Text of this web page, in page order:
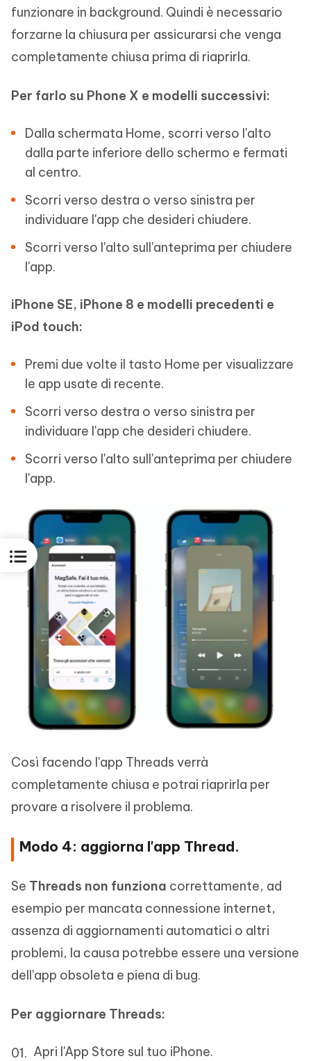
funzionare in background. Quindi è necessario
forzarne la chiusura per assicurarsi che venga
completamente chiusa prima di riaprirla.
Per farlo su Phone X e modelli successivi:
Dalla schermata Home, scorri verso l'alto
dalla parte inferiore dello schermo e fermati
al centro.
Scorri verso destra o verso sinistra per
individuare l'app che desideri chiudere.
Scorri verso l'alto sull'anteprima per chiudere
l'app.
iPhone SE, iPhone 8 e modelli precedenti e
iPod touch:
Premi due volte il tasto Home per visualizzare
le app usate di recente.
Scorri verso destra o verso sinistra per
individuare l'app che desideri chiudere.
Scorri verso l'alto sull'anteprima per chiudere
l'app.
Così facendo l'app Threads verrà
completamente chiusa e potrai riaprirla per
provare a risolvere il problema.
Modo 4: aggiorna l'app Thread.
Se Threads non funziona correttamente, ad
esempio per mancata connessione internet,
assenza di aggiornamenti automatici o altri
problemi, la causa potrebbe essere una versione
dell'app obsoleta e piena di bug.
Per aggiornare Threads:
Apri l'App Store sul tuo iPhone.